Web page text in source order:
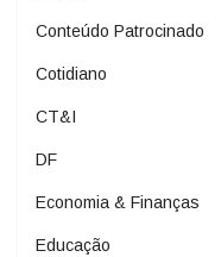
Conteúdo Patrocinado
Cotidiano
CT&I
DF
Economia & Finanças
Educação